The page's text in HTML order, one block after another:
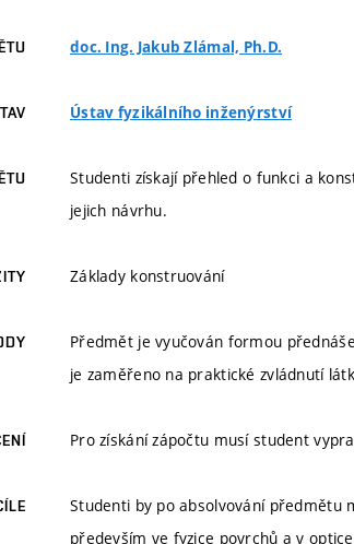
doc. Ing. Jakub Zlámal, Ph.D.
Ústav fyzikálního inženýrství
Studenti získají přehled o funkci a
jejich návrhu.
Základy konstruování
Předmět je vyučován formou
je zaměřeno na praktické zvládnutí
Pro získání zápočtu musí student
Studenti by po absolvování předmětu
především ve fyzice povrchů a v